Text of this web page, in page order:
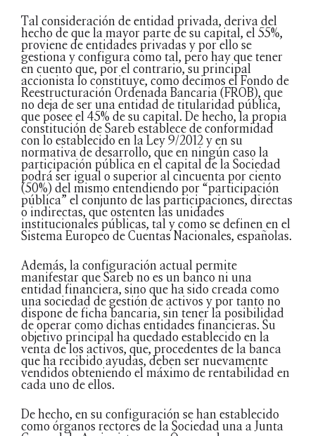
Tal consideración de entidad privada, deriva del
hecho de que la mayor parte de su capital, el 55%,
proviene de entidades privadas y por ello se
gestiona y configura como tal, pero hay que tener
en cuento que, por el contrario, su principal
accionista lo constituye, como decimos el Fondo de
Reestructuración Ordenada Bancaria (FROB), que
no deja de ser una entidad de titularidad pública,
que posee el 45% de su capital. De hecho, la propia
constitución de Sareb establece de conformidad
con lo establecido en la Ley 9/2012 y en su
normativa de desarrollo, que en ningún caso la
participación pública en el capital de la Sociedad
podrá ser igual o superior al cincuenta por ciento
(50%) del mismo entendiendo por “participación
pública” el conjunto de las participaciones, directas
o indirectas, que ostenten las unidades
institucionales públicas, tal y como se definen en el
Sistema Europeo de Cuentas Nacionales, españolas.
Además, la configuración actual permite
manifestar que Sareb no es un banco ni una
entidad financiera, sino que ha sido creada como
una sociedad de gestión de activos y por tanto no
dispone de ficha bancaria, sin tener la posibilidad
de operar como dichas entidades financieras. Su
objetivo principal ha quedado establecido en la
venta de los activos, que, procedentes de la banca
que ha recibido ayudas, deben ser nuevamente
vendidos obteniendo el máximo de rentabilidad en
cada uno de ellos.
De hecho, en su configuración se han establecido
como órganos rectores de la Sociedad una a Junta